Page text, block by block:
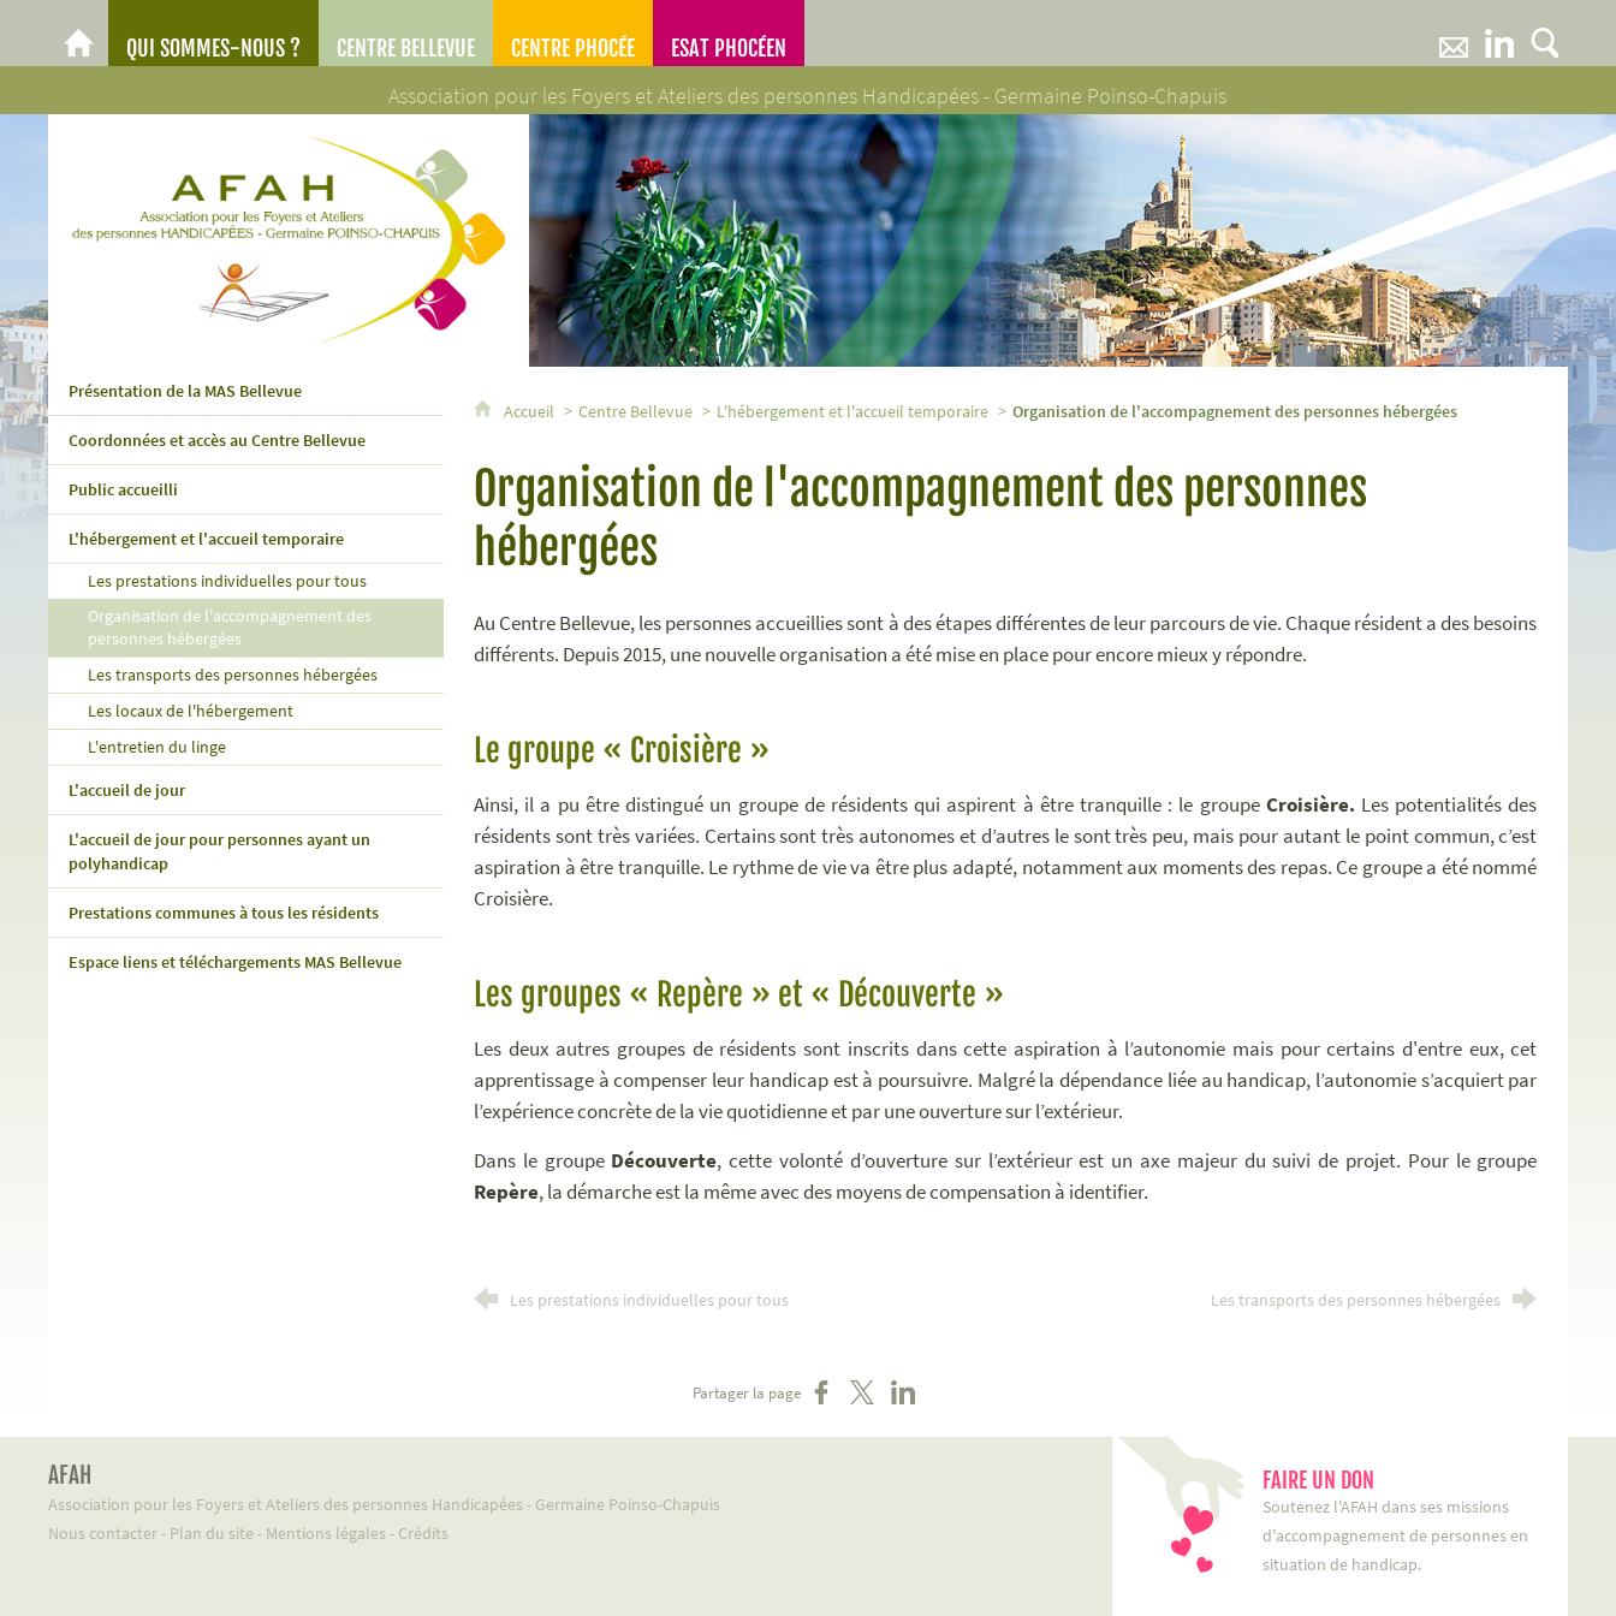
Association pour les Foyers et Ateliers des personnes Handicapées - Germaine Poinso-Chapuis
AFAH - Association pour les Foyers et Ateliers des personnes Handicapées - Germaine Poinso-Chapuis
AFAH
QUI SOMMES-NOUS ? CENTRE BELLEVUE CENTRE PHOCÉE ESAT PHOCÉEN
Présentation de la MAS Bellevue
Coordonnées et accès au Centre Bellevue
Public accueilli
L'hébergement et l'accueil temporaire
Les prestations individuelles pour tous
Organisation de l'accompagnement des
personnes hébergées
Les transports des personnes hébergées
Les locaux de l'hébergement
L'entretien du linge
L'accueil de jour
L'accueil de jour pour personnes ayant un
polyhandicap
Prestations communes à tous les résidents
Espace liens et téléchargements MAS Bellevue
Accueil Centre Bellevue L'hébergement et l'accueil temporaire Organisation de l'accompagnement des personnes hébergées
Organisation de l'accompagnement des personnes
hébergées
Au Centre Bellevue, les personnes accueillies sont à des étapes différentes de leur parcours de vie. Chaque résident a des besoins
différents. Depuis 2015, une nouvelle organisation a été mise en place pour encore mieux y répondre.
Le groupe « Croisière »
Ainsi, il a pu être distingué un groupe de résidents qui aspirent à être tranquille : le groupe Croisière. Les potentialités des
résidents sont très variées. Certains sont très autonomes et d’autres le sont très peu, mais pour autant le point commun, c’est
aspiration à être tranquille. Le rythme de vie va être plus adapté, notamment aux moments des repas. Ce groupe a été nommé
Croisière.
Les groupes « Repère » et « Découverte »
Les deux autres groupes de résidents sont inscrits dans cette aspiration à l’autonomie mais pour certains d'entre eux, cet
apprentissage à compenser leur handicap est à poursuivre. Malgré la dépendance liée au handicap, l’autonomie s’acquiert par
l’expérience concrète de la vie quotidienne et par une ouverture sur l’extérieur.
Dans le groupe Découverte, cette volonté d’ouverture sur l’extérieur est un axe majeur du suivi de projet. Pour le groupe
Repère, la démarche est la même avec des moyens de compensation à identifier.
Les prestations individuelles pour tous Les transports des personnes hébergées
Partager la page Partager sur Facebook
Partager sur XPartager sur LinkedIn
AFAH
Association pour les Foyers et Ateliers des personnes Handicapées - Germaine Poinso-Chapuis
Nous contacter- Plan du site - Mentions légales - Crédits
FAIRE UN DON
Soutenez l'AFAH dans ses missions
d'accompagnement de personnes en
situation de handicap.